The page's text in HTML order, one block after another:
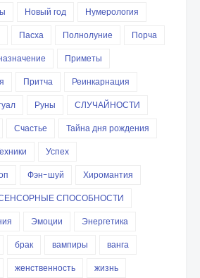
Новый год
Нумерология
Пасха Полнолуние
Порча
Приметы
Притча
Реинкарнация
Руны
СЛУЧАЙНОСТИ
Счастье
Тайна дня рождения
Успех
Фэн-шуй
Хиромантия
СПОСОБНОСТИ
Эмоции
Энергетика
брак вампиры
ванга
женственность
жизнь